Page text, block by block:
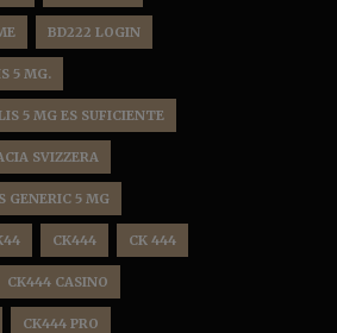
BD222 LOGIN
5 MG.
5 MG ES SUFICIENTE
SVIZZERA
GENERIC 5 MG
CK444 CK 444
CK444 CASINO
CK444 PRO